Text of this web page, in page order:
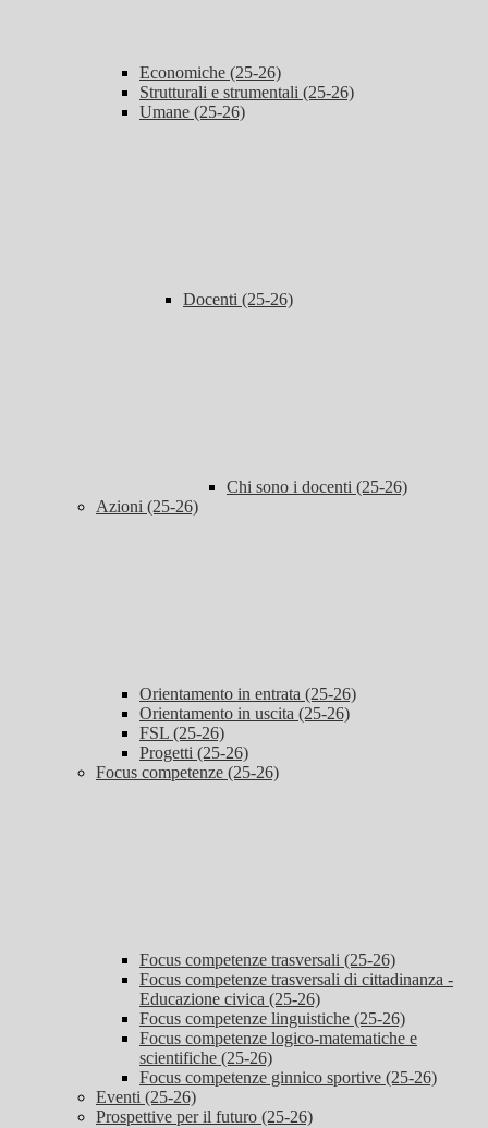
Economiche (25-26)
Strutturali e strumentali (25-26)
Umane (25-26)
Docenti (25-26)
Chi sono i docenti (25-26)
Azioni (25-26)
Orientamento in entrata (25-26)
Orientamento in uscita (25-26)
FSL (25-26)
Progetti (25-26)
Focus competenze (25-26)
Focus competenze trasversali (25-26)
Focus competenze trasversali di cittadinanza -
Educazione civica (25-26)
Focus competenze linguistiche (25-26)
Focus competenze logico-matematiche e
scientifiche (25-26)
Focus competenze ginnico sportive (25-26)
Eventi (25-26)
Prospettive per il futuro (25-26)